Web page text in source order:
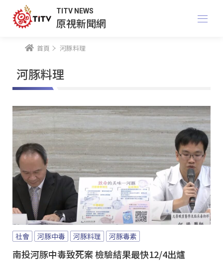
TITV NEWS
原視新聞網
首頁 河豚料理
河豚料理
社會 河豚中毒 河豚料理 河豚毒素
南投河豚中毒致死案 檢驗結果最快12/4出爐